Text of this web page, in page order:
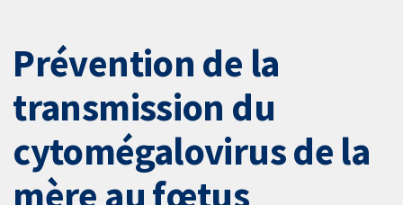
Prévention de la
transmission du
cytomégalovirus de la